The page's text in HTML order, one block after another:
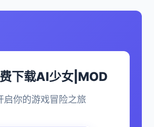
下载AI少女|MOD
启你的游戏冒险之旅